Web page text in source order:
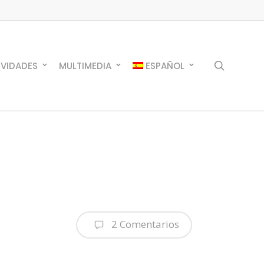
MULTIMEDIA ESPAÑOL
2 Comentarios